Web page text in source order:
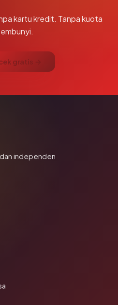
kartu kredit. Tanpa kuota
gratis →
independen